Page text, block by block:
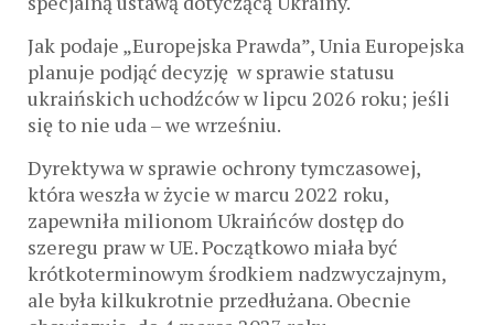
Jak podaje „Europejska Prawda”, Unia Europejska
planuje podjąć decyzję w sprawie statusu
ukraińskich uchodźców w lipcu 2026 roku; jeśli
się to nie uda – we wrześniu.
Dyrektywa w sprawie ochrony tymczasowej,
która weszła w życie w marcu 2022 roku,
zapewniła milionom Ukraińców dostęp do
szeregu praw w UE. Początkowo miała być
krótkoterminowym środkiem nadzwyczajnym,
ale była kilkukrotnie przedłużana. Obecnie